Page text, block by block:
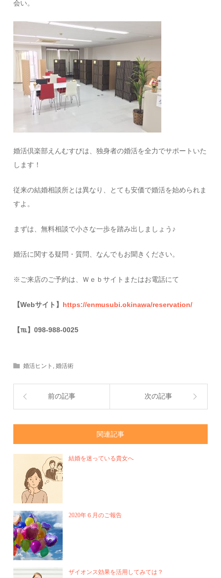
会い。
婚活倶楽部えんむすびは、独身者の婚活を全力でサポートいた
します！
従来の結婚相談所とは異なり、とても安価で婚活を始められま
すよ。
まずは、無料相談で小さな一歩を踏み出しましょう♪
婚活に関する疑問・質問、なんでもお聞きください。
※ご来店のご予約は、Ｗｅｂサイトまたはお電話にて
【Webサイト】 https://enmusubi.okinawa/reservation/
【℡】098-988-0025
婚活ヒント ,婚活術
前の記事 次の記事
関連記事
結婚を迷っている貴女へ
2020年６月のご報告
ザイオンス効果を活用してみては？